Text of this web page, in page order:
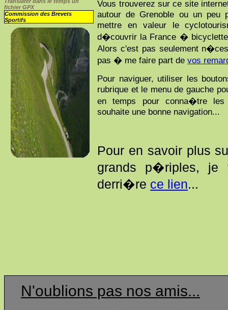
fichier GPX
Commission des Brevets
Sportifs
Vous trouverez sur ce site
autour de Grenoble ou un peu
mettre en valeur le
d�couvrir la France �
Alors c'est pas seulement
pas � me faire part devos
Pour naviguer, utiliser les
rubrique et le menu de gauche
en temps pour conna�tre
souhaite une bonne navigation...
Pour en savoir plus
grands p�riples, je
derri�re ce lien...
N'oublions pas nos amis...